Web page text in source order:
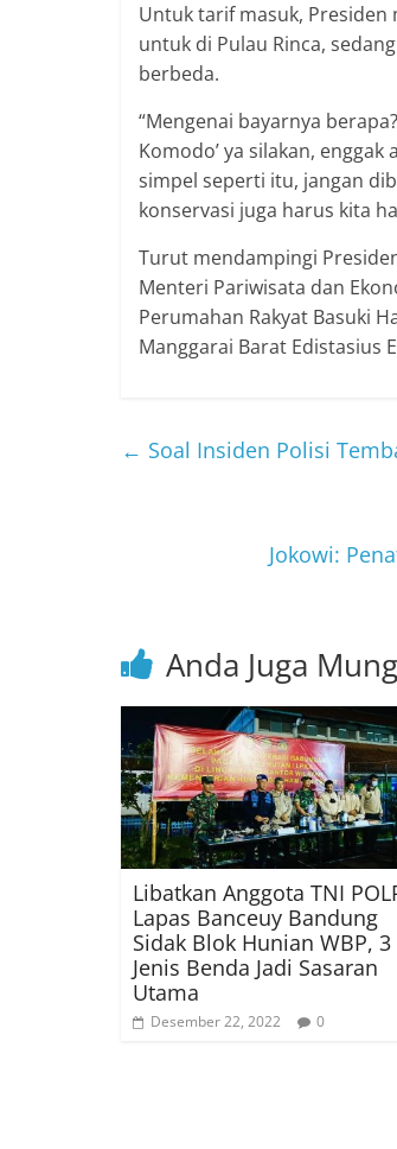
Untuk tarif masuk, Presiden
untuk di Pulau Rinca,
berbeda.
“Mengenai bayarnya
Komodo’ ya silakan,
simpel seperti itu, jangan
konservasi juga harus kita
Turut mendampingi
Menteri Pariwisata dan
Perumahan Rakyat Basuki
Manggarai Barat Edistasius
← Soal Insiden Polisi
Jokowi:
Anda Juga
Libatkan Anggota TNI
Lapas Banceuy Bandung
Sidak Blok Hunian WBP, 3
Jenis Benda Jadi Sasaran
Utama
Desember 22, 2022 0